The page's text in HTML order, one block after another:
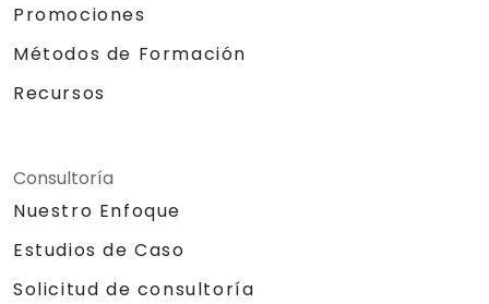
Promociones
Métodos de Formación
Recursos
Consultoría
Nuestro Enfoque
Estudios de Caso
Solicitud de consultoría